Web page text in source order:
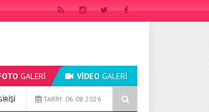
GALERİ VİDEO GALERİ
TOPAK: ‘SOSYAL BELEDİYECİLİKTE HİÇBİR
TARİH: 06.08.2026